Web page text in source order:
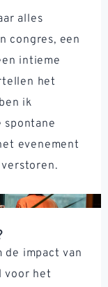
alles
congres, een
intieme
het
ik
spontane
evenement
de impact van
voor het